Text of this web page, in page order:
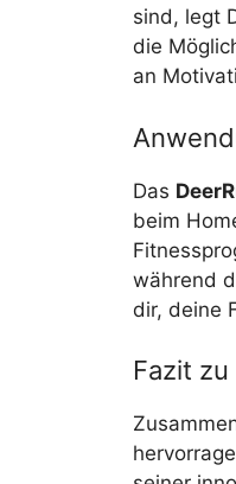
sind, legt
die
an
Das
beim
während
dir, deine
Fazit zu